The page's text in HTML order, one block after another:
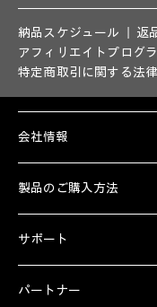
納品スケジュール
返
アフィリエイトプログ
特定商取引に関する法
会社情報
製品のご購入方法
サポート
パートナー